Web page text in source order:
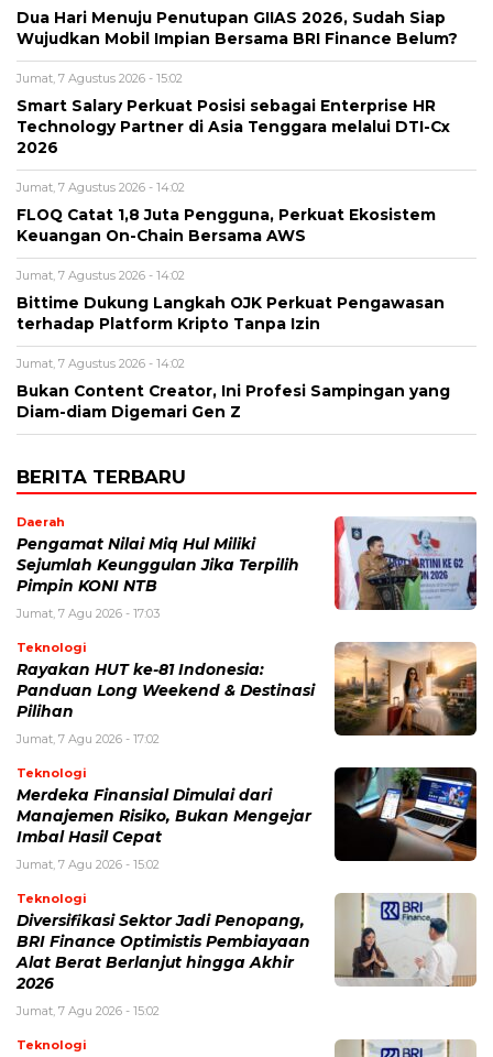
Dua Hari Menuju Penutupan GIIAS 2026, Sudah Siap
Wujudkan Mobil Impian Bersama BRI Finance Belum?
Jumat, 7 Agustus 2026 - 15:02
Smart Salary Perkuat Posisi sebagai Enterprise HR
Technology Partner di Asia Tenggara melalui DTI-Cx
2026
Jumat, 7 Agustus 2026 - 14:02
FLOQ Catat 1,8 Juta Pengguna, Perkuat Ekosistem
Keuangan On-Chain Bersama AWS
Jumat, 7 Agustus 2026 - 14:02
Bittime Dukung Langkah OJK Perkuat Pengawasan
terhadap Platform Kripto Tanpa Izin
Jumat, 7 Agustus 2026 - 14:02
Bukan Content Creator, Ini Profesi Sampingan yang
Diam-diam Digemari Gen Z
BERITA TERBARU
Daerah
Pengamat Nilai Miq Hul Miliki
Sejumlah Keunggulan Jika Terpilih
Pimpin KONI NTB
Jumat, 7 Agu 2026 - 17:03
Teknologi
Rayakan HUT ke-81 Indonesia:
Panduan Long Weekend & Destinasi
Pilihan
Jumat, 7 Agu 2026 - 17:02
Teknologi
Merdeka Finansial Dimulai dari
Manajemen Risiko, Bukan Mengejar
Imbal Hasil Cepat
Jumat, 7 Agu 2026 - 15:02
Teknologi
Diversifikasi Sektor Jadi Penopang,
BRI Finance Optimistis Pembiayaan
Alat Berat Berlanjut hingga Akhir
2026
Jumat, 7 Agu 2026 - 15:02
Teknologi